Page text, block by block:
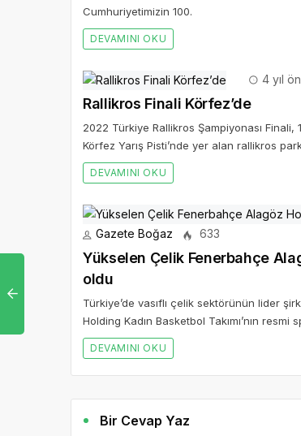
Cumhuriyetimizin 100.
DEVAMINI OKU
4 yıl
Rallikros Finali Körfez’de
2022 Türkiye Rallikros Şampiyonası Finali,
Körfez Yarış Pisti’nde yer alan rallikros
DEVAMINI OKU
Gazete Boğaz
633
Yükselen Çelik Fenerbahçe Alagöz
oldu
Türkiye’de vasıflı çelik sektörünün lider
Holding Kadın Basketbol Takımı’nın
DEVAMINI OKU
Bir Cevap Yaz